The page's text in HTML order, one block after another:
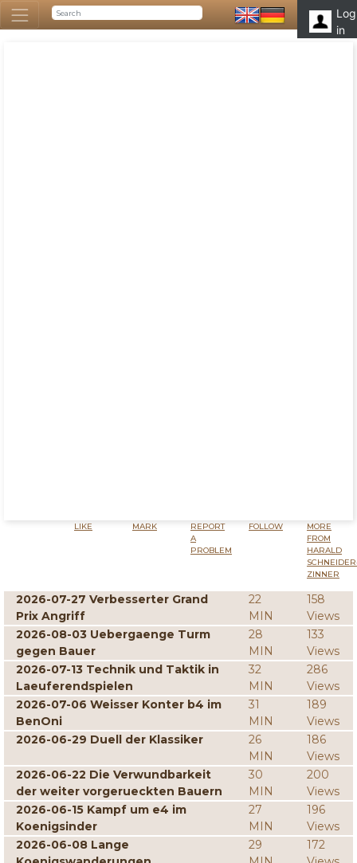
Log
in
LIKE MARK
REPORT
A
PROBLEM
FOLLOW
MORE
FROM
HARALD
ZINNER
2026-07-27 Verbesserter Grand
Prix Angriff
22
MIN
158
Views
2026-08-03 Uebergaenge Turm
gegen Bauer
28
MIN
133
Views
2026-07-13 Technik und Taktik in
Laeuferendspielen
32
MIN
286
Views
2026-07-06 Weisser Konter b4 im
BenOni
31
MIN
189
Views
2026-06-29 Duell der Klassiker
26
MIN
186
Views
2026-06-22 Die Verwundbarkeit
der weiter vorgerueckten Bauern
30
MIN
200
Views
2026-06-15 Kampf um e4 im
Koenigsinder
27
MIN
196
Views
2026-06-08 Lange
29
172